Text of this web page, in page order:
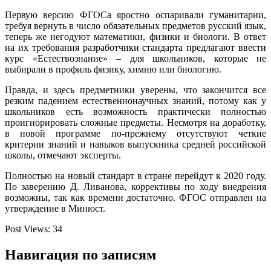
Первую версию ФГОСа яростно оспаривали гуманитарии,
требуя вернуть в число обязательных предметов русский язык,
теперь же негодуют математики, физики и биологи. В ответ
на их требования разработчики стандарта предлагают ввести
курс «Естествознание» – для школьников, которые не
выбирали в профиль физику, химию или биологию.
Правда, и здесь предметники уверены, что закончится все
резким падением естественнонаучных знаний, потому как у
школьников есть возможность практически полностью
проигнорировать сложные предметы. Несмотря на доработку,
в новой программе по-прежнему отсутствуют четкие
критерии знаний и навыков выпускника средней российской
школы, отмечают эксперты.
Полностью на новый стандарт в стране перейдут к 2020 году.
По заверению Д. Ливанова, коррективы по ходу внедрения
возможны, так как времени достаточно. ФГОС отправлен на
утверждение в Минюст.
Post Views: 34
Навигация по записям